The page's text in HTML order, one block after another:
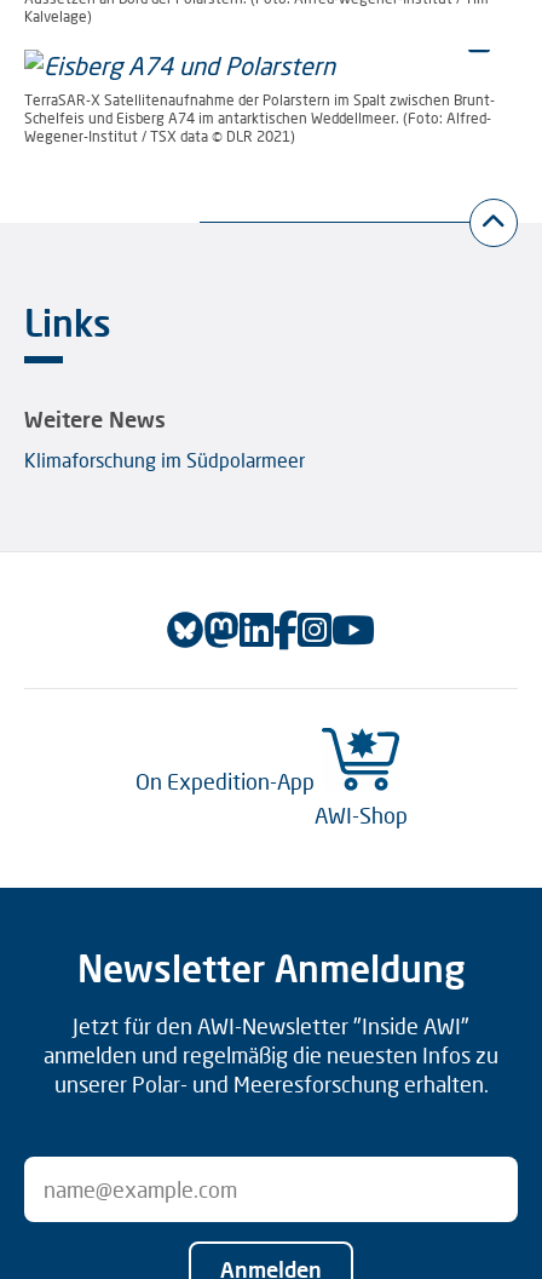
Kalvelage)
TerraSAR-X Satellitenaufnahme der Polarstern im Spalt zwischen Brunt-
Schelfeis und Eisberg A74 im antarktischen Weddellmeer. (Foto: Alfred-
Wegener-Institut / TSX data © DLR 2021)
Links
Weitere News
Klimaforschung im Südpolarmeer
On Expedition-App
AWI-Shop
Newsletter Anmeldung
Jetzt für den AWI-Newsletter "Inside AWI"
anmelden und regelmäßig die neuesten Infos zu
unserer Polar- und Meeresforschung erhalten.
Anmelden